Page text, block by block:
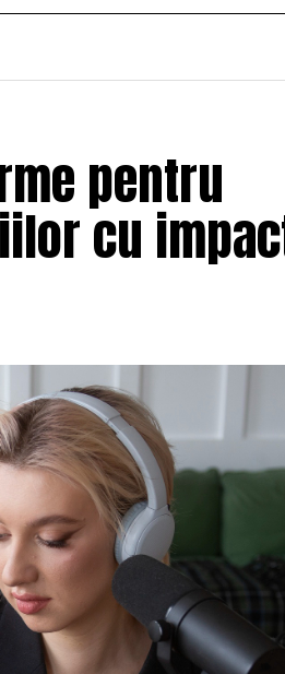
pentru
cu impact